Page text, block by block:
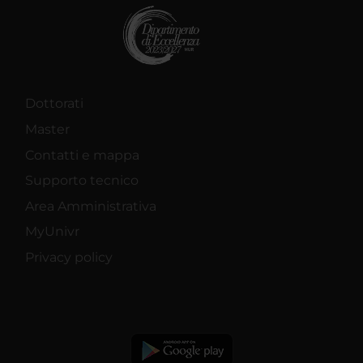
Dottorati
Master
Contatti e mappa
Supporto tecnico
Area Amministrativa
MyUnivr
Privacy policy